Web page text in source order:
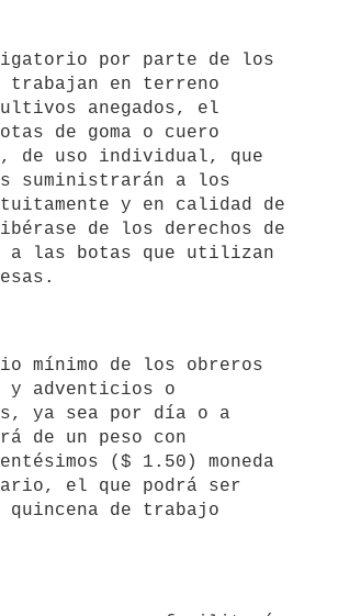
trabajan en terreno
anegados, el
de goma o cuero
de uso individual, que
suministrarán a los
y en calidad de
de los derechos de
a las botas que utilizan
y adventicios o
ya sea por día o a
de un peso con
($ 1.50) moneda
el que podrá ser
quincena de trabajo